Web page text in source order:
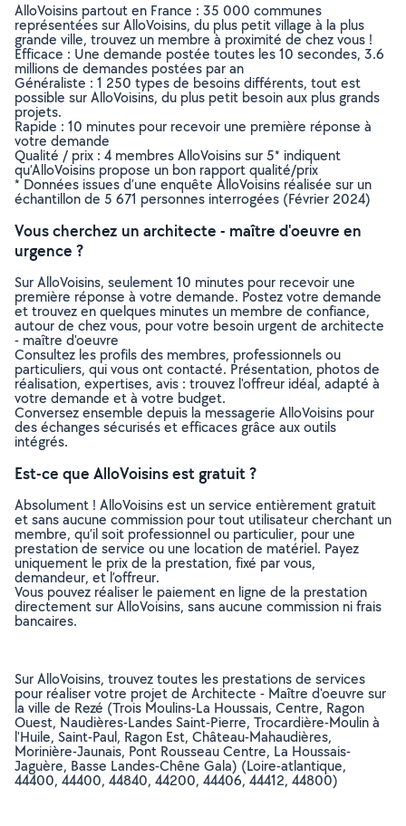
AlloVoisins partout en France : 35 000 communes
représentées sur AlloVoisins, du plus petit village à la plus
grande ville, trouvez un membre à proximité de chez vous !
Efficace : Une demande postée toutes les 10 secondes, 3.6
millions de demandes postées par an
Généraliste : 1 250 types de besoins différents, tout est
possible sur AlloVoisins, du plus petit besoin aux plus grands
projets.
Rapide : 10 minutes pour recevoir une première réponse à
votre demande
Qualité / prix : 4 membres AlloVoisins sur 5* indiquent
qu’AlloVoisins propose un bon rapport qualité/prix
* Données issues d’une enquête AlloVoisins réalisée sur un
échantillon de 5 671 personnes interrogées (Février 2024)
Vous cherchez un architecte - maître d'oeuvre en
urgence ?
Sur AlloVoisins, seulement 10 minutes pour recevoir une
première réponse à votre demande. Postez votre demande
et trouvez en quelques minutes un membre de confiance,
autour de chez vous, pour votre besoin urgent de architecte
- maître d'oeuvre
Consultez les profils des membres, professionnels ou
particuliers, qui vous ont contacté. Présentation, photos de
réalisation, expertises, avis : trouvez l'offreur idéal, adapté à
votre demande et à votre budget.
Conversez ensemble depuis la messagerie AlloVoisins pour
des échanges sécurisés et efficaces grâce aux outils
intégrés.
Est-ce que AlloVoisins est gratuit ?
Absolument ! AlloVoisins est un service entièrement gratuit
et sans aucune commission pour tout utilisateur cherchant un
membre, qu’il soit professionnel ou particulier, pour une
prestation de service ou une location de matériel. Payez
uniquement le prix de la prestation, fixé par vous,
demandeur, et l’offreur.
Vous pouvez réaliser le paiement en ligne de la prestation
directement sur AlloVoisins, sans aucune commission ni frais
bancaires.
Sur AlloVoisins, trouvez toutes les prestations de services
pour réaliser votre projet de Architecte - Maître d'oeuvre sur
la ville de Rezé (Trois Moulins-La Houssais, Centre, Ragon
Ouest, Naudières-Landes Saint-Pierre, Trocardière-Moulin à
l'Huile, Saint-Paul, Ragon Est, Château-Mahaudières,
Morinière-Jaunais, Pont Rousseau Centre, La Houssais-
Jaguère, Basse Landes-Chêne Gala) (Loire-atlantique,
44400, 44400, 44840, 44200, 44406, 44412, 44800)